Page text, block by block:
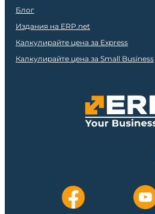
Блог
Издания на ERP.net
Калкулирайте цена за Express
Калкулирайте цена за Small Business